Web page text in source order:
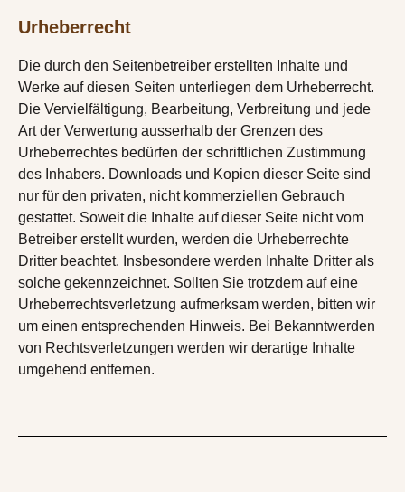
Urheberrecht
Die durch den Seitenbetreiber erstellten Inhalte und
Werke auf diesen Seiten unterliegen dem Urheberrecht.
Die Vervielfältigung, Bearbeitung, Verbreitung und jede
Art der Verwertung ausserhalb der Grenzen des
Urheberrechtes bedürfen der schriftlichen Zustimmung
des Inhabers. Downloads und Kopien dieser Seite sind
nur für den privaten, nicht kommerziellen Gebrauch
gestattet. Soweit die Inhalte auf dieser Seite nicht vom
Betreiber erstellt wurden, werden die Urheberrechte
Dritter beachtet. Insbesondere werden Inhalte Dritter als
solche gekennzeichnet. Sollten Sie trotzdem auf eine
Urheberrechtsverletzung aufmerksam werden, bitten wir
um einen entsprechenden Hinweis. Bei Bekanntwerden
von Rechtsverletzungen werden wir derartige Inhalte
umgehend entfernen.